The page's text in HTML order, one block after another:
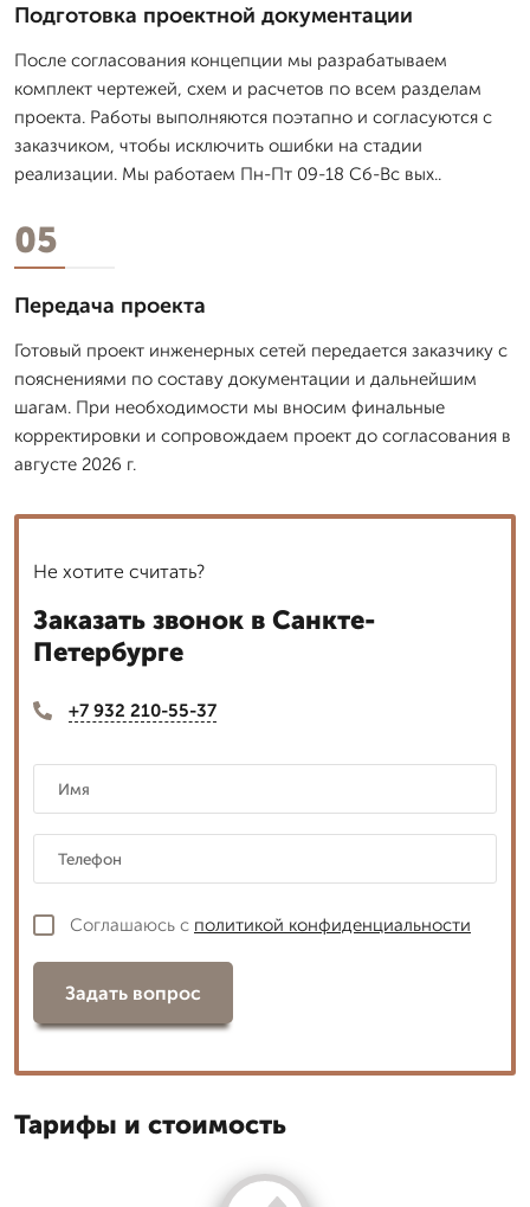
Подготовка проектной документации
После согласования концепции мы разрабатываем
комплект чертежей, схем и расчетов по всем разделам
проекта. Работы выполняются поэтапно и согласуются с
заказчиком, чтобы исключить ошибки на стадии
реализации. Мы работаем Пн-Пт 09-18 Сб-Вс вых..
05
Передача проекта
Готовый проект инженерных сетей передается заказчику с
пояснениями по составу документации и дальнейшим
шагам. При необходимости мы вносим финальные
корректировки и сопровождаем проект до согласования в
августе 2026 г.
Не хотите считать?
Заказать звонок в Санкте-
Петербурге
+7 932 210-55-37
Соглашаюсь с политикой конфиденциальности
Задать вопрос
Тарифы и стоимость